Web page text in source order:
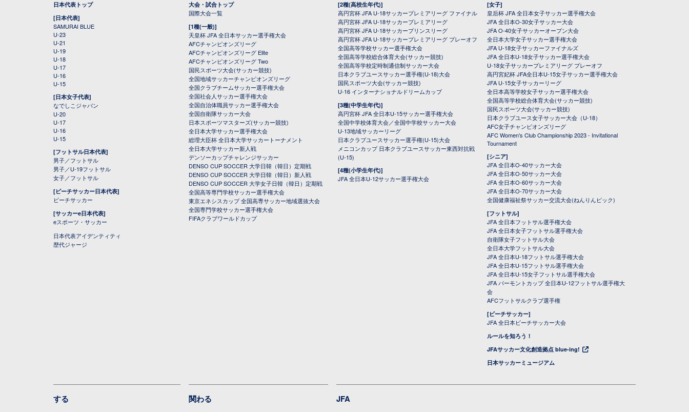
日本代表トップ
[日本代表]
SAMURAI BLUE
U-23
U-21
U-19
U-18
U-17
U-16
U-15
[日本女子代表]
なでしこジャパン
U-20
U-17
U-16
U-15
[フットサル日本代表]
男子／フットサル
男子／U-19フットサル
女子／フットサル
[ビーチサッカー日本代表]
ビーチサッカー
[サッカーe日本代表]
eスポーツ・サッカー
日本代表アイデンティティ
歴代ジャージ
大会・試合トップ
国際大会一覧
[1種(一般)]
天皇杯 JFA 全日本サッカー選手権大会
AFCチャンピオンズリーグ
AFCチャンピオンズリーグ Elite
AFCチャンピオンズリーグ Two
国民スポーツ大会(サッカー競技)
全国地域サッカーチャンピオンズリーグ
全国クラブチームサッカー選手権大会
全国社会人サッカー選手権大会
全国自治体職員サッカー選手権大会
全国自衛隊サッカー大会
日本スポーツマスターズ(サッカー競技)
全日本大学サッカー選手権大会
総理大臣杯 全日本大学サッカートーナメント
全日本大学サッカー新人戦
デンソーカップチャレンジサッカー
DENSO CUP SOCCER 大学日韓（韓日）定期戦
DENSO CUP SOCCER 大学日韓（韓日）新人戦
DENSO CUP SOCCER 大学女子日韓（韓日）定期戦
全国高等専門学校サッカー選手権大会
東京エネシスカップ 全国高専サッカー地域選抜大会
全国専門学校サッカー選手権大会
FIFAクラブワールドカップ
[2種(高校生年代)]
高円宮杯 JFA U-18サッカープレミアリーグ ファイナル
高円宮杯 JFA U-18サッカープレミアリーグ
高円宮杯 JFA U-18サッカープリンスリーグ
高円宮杯 JFA U-18サッカープレミアリーグ プレーオフ
全国高等学校サッカー選手権大会
全国高等学校総合体育大会(サッカー競技)
全国高等学校定時制通信制サッカー大会
日本クラブユースサッカー選手権(U-18)大会
国民スポーツ大会(サッカー競技)
U-16 インターナショナルドリームカップ
[3種(中学生年代)]
高円宮杯 JFA 全日本U-15サッカー選手権大会
全国中学校体育大会／全国中学校サッカー大会
U-13地域サッカーリーグ
日本クラブユースサッカー選手権(U-15)大会
メニコンカップ 日本クラブユースサッカー東西対抗戦
(U-15)
[4種(小学生年代)]
JFA 全日本U-12サッカー選手権大会
[女子]
皇后杯 JFA 全日本女子サッカー選手権大会
JFA 全日本O-30女子サッカー大会
JFA O-40女子サッカーオープン大会
全日本大学女子サッカー選手権大会
JFA U-18女子サッカーファイナルズ
JFA 全日本U-18女子サッカー選手権大会
U-18女子サッカープレミアリーグ プレーオフ
高円宮妃杯 JFA全日本U-15女子サッカー選手権大会
JFA U-15女子サッカーリーグ
全日本高等学校女子サッカー選手権大会
全国高等学校総合体育大会(サッカー競技)
国民スポーツ大会(サッカー競技)
日本クラブユース女子サッカー大会（U-18）
AFC女子チャンピオンズリーグ
AFC Women's Club Championship 2023 - Invitational
Tournament
[シニア]
JFA 全日本O-40サッカー大会
JFA 全日本O-50サッカー大会
JFA 全日本O-60サッカー大会
JFA 全日本O-70サッカー大会
全国健康福祉祭サッカー交流大会(ねんりんピック)
[フットサル]
JFA 全日本フットサル選手権大会
JFA 全日本女子フットサル選手権大会
自衛隊女子フットサル大会
全日本大学フットサル大会
JFA 全日本U-18フットサル選手権大会
JFA 全日本U-15フットサル選手権大会
JFA 全日本U-15女子フットサル選手権大会
JFA バーモントカップ 全日本U-12フットサル選手権大
会
AFCフットサルクラブ選手権
[ビーチサッカー]
JFA 全日本ビーチサッカー大会
ルールを知ろう！
JFAサッカー文化創造拠点 blue-ing!
日本サッカーミュージアム
する 関わる JFA